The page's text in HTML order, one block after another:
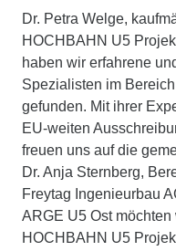
Dr. Petra Welge,
HOCHBAHN U5
haben wir erfahrene
Spezialisten im
gefunden. Mit ihrer
EU-weiten
freuen uns auf die
Dr. Anja Sternberg,
Freytag Ingenieurbau
ARGE U5 Ost
HOCHBAHN U5